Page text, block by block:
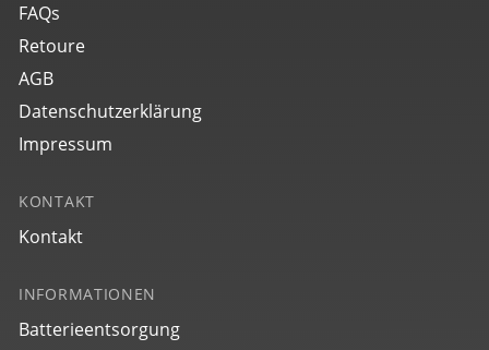
Space Control
FAQs
Retoure
AGB
Datenschutzerklärung
Impressum
KONTAKT
Kontakt
INFORMATIONEN
Batterieentsorgung